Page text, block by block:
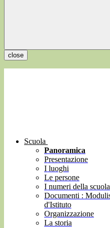
close
Scuola
Panoramica
Presentazione
I luoghi
Le persone
I numeri della scuola
Documenti :
d'Istituto
Organizzazione
La storia